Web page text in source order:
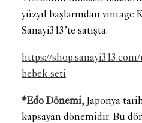
yüzyıl başlarından vintage
Sanayi313’te satışta.
https://
bebek-seti
*Edo Dönemi, Japonya
kapsayan dönemidir. Bu